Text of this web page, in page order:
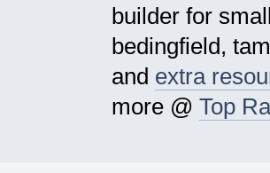
builder for
bedingfield,
and extra
more @ Top